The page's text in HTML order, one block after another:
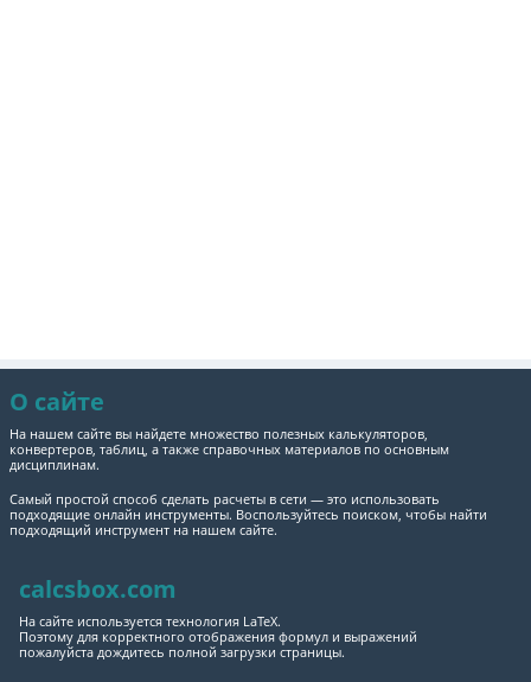
О сайте
На нашем сайте вы найдете множество полезных калькуляторов,
конвертеров, таблиц, а также справочных материалов по основным
дисциплинам.
Самый простой способ сделать расчеты в сети — это использовать
подходящие онлайн инструменты. Воспользуйтесь поиском, чтобы найти
подходящий инструмент на нашем сайте.
calcsbox.com
На сайте используется технология LaTeX.
Поэтому для корректного отображения формул и выражений
пожалуйста дождитесь полной загрузки страницы.